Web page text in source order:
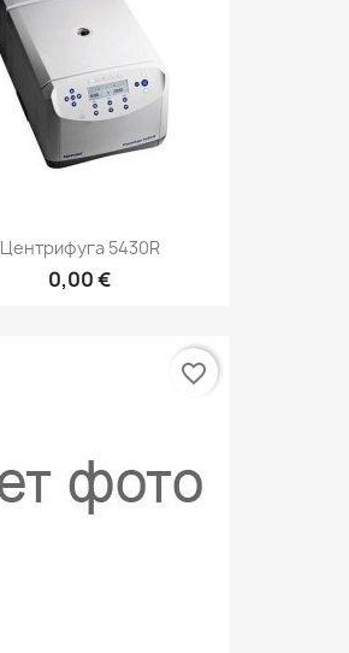
Центрифуга 5430R
0,00 €
favorite_border